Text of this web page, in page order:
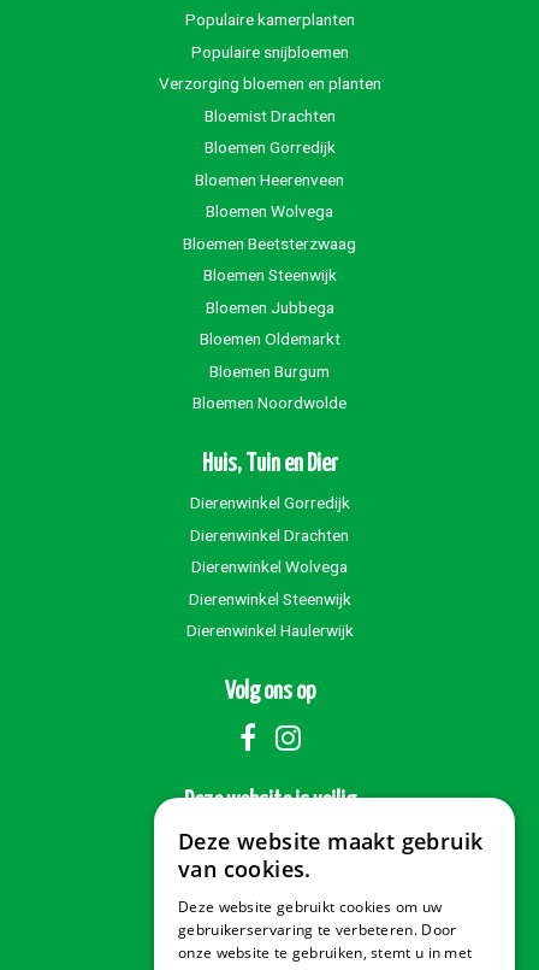
Populaire kamerplanten
Populaire snijbloemen
Verzorging bloemen en planten
Bloemist Drachten
Bloemen Gorredijk
Bloemen Heerenveen
Bloemen Wolvega
Bloemen Beetsterzwaag
Bloemen Steenwijk
Bloemen Jubbega
Bloemen Oldemarkt
Bloemen Burgum
Bloemen Noordwolde
Huis, Tuin en Dier
Dierenwinkel Gorredijk
Dierenwinkel Drachten
Dierenwinkel Wolvega
Dierenwinkel Steenwijk
Dierenwinkel Haulerwijk
Volg ons op
Deze website is veilig
Veilig betalen
Deze website maakt gebruik
van cookies.
Deze website gebruikt cookies om uw
gebruikerservaring te verbeteren. Door
onze website te gebruiken, stemt u in met